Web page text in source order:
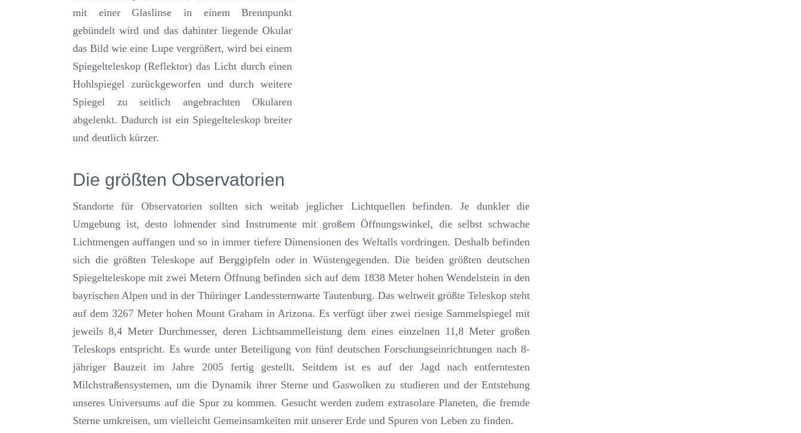
mit einer Glaslinse in einem Brennpunkt
gebündelt wird und das dahinter liegende Okular
das Bild wie eine Lupe vergrößert, wird bei einem
Spiegelteleskop (Reflektor) das Licht durch einen
Hohlspiegel zurückgeworfen und durch weitere
Spiegel zu seitlich angebrachten Okularen
abgelenkt. Dadurch ist ein Spiegelteleskop breiter
und deutlich kürzer.
Die größten Observatorien
Standorte für Observatorien sollten sich weitab jeglicher Lichtquellen befinden. Je dunkler die
Umgebung ist, desto lohnender sind Instrumente mit großem Öffnungswinkel, die selbst schwache
Lichtmengen auffangen und so in immer tiefere Dimensionen des Weltalls vordringen. Deshalb befinden
sich die größten Teleskope auf Berggipfeln oder in Wüstengegenden. Die beiden größten deutschen
Spiegelteleskope mit zwei Metern Öffnung befinden sich auf dem 1838 Meter hohen Wendelstein in den
bayrischen Alpen und in der Thüringer Landessternwarte Tautenburg. Das weltweit größte Teleskop steht
auf dem 3267 Meter hohen Mount Graham in Arizona. Es verfügt über zwei riesige Sammelspiegel mit
jeweils 8,4 Meter Durchmesser, deren Lichtsammelleistung dem eines einzelnen 11,8 Meter großen
Teleskops entspricht. Es wurde unter Beteiligung von fünf deutschen Forschungseinrichtungen nach 8-
jähriger Bauzeit im Jahre 2005 fertig gestellt. Seitdem ist es auf der Jagd nach entferntesten
Milchstraßensystemen, um die Dynamik ihrer Sterne und Gaswolken zu studieren und der Entstehung
unseres Universums auf die Spur zu kommen. Gesucht werden zudem extrasolare Planeten, die fremde
Sterne umkreisen, um vielleicht Gemeinsamkeiten mit unserer Erde und Spuren von Leben zu finden.